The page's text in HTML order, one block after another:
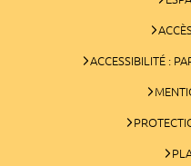
ACCESSIBILITÉ :